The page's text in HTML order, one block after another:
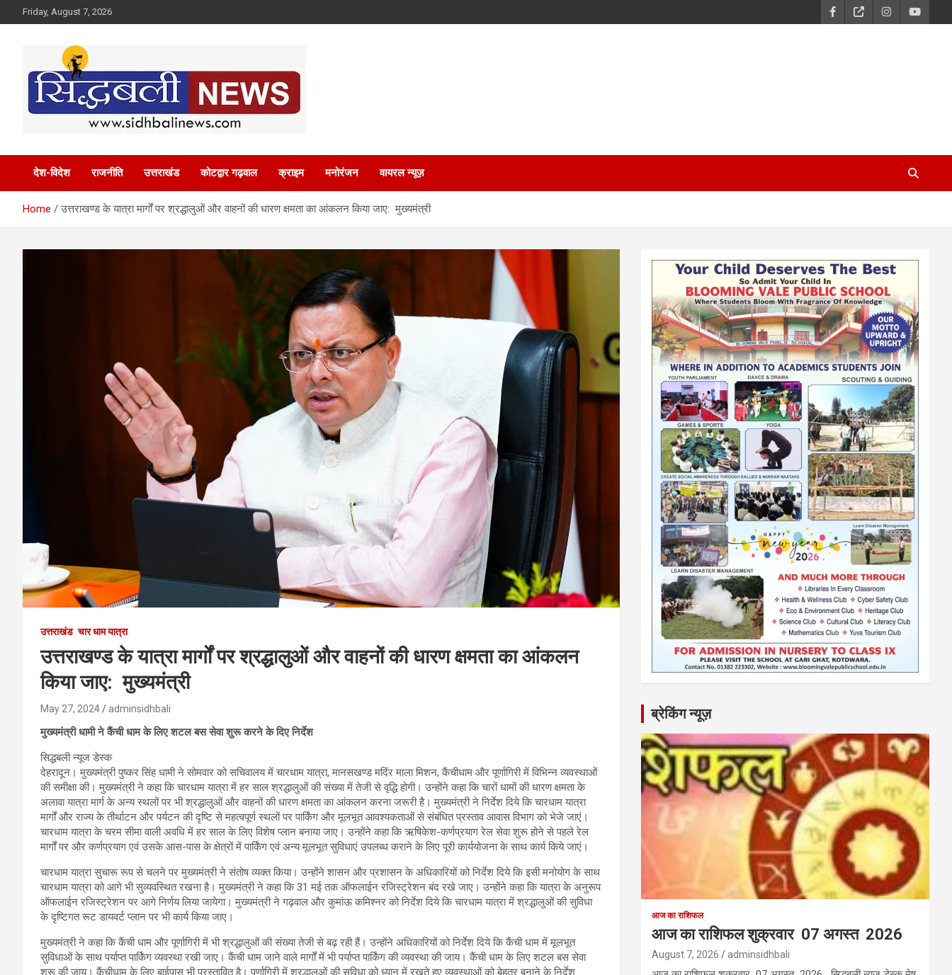
to
Friday, August 7, 2026
Sidhbali News
देश-विदेश राजनीति उत्तराखंड कोटद्वार गढ़वाल क्राइम मनोरंजन वायरल न्यूज़
Home उत्तराखण्ड के यात्रा मार्गों पर श्रद्धालुओं और वाहनों की धारण क्षमता का आंकलन किया जाए: मुख्यमंत्री
उत्तराखंड चार धाम यात्रा
उत्तराखण्ड के यात्रा मार्गों पर श्रद्धालुओं और वाहनों की धारण क्षमता का आंकलन
किया जाए: मुख्यमंत्री
May 27, 2024 adminsidhbali
मुख्यमंत्री धामी ने कैंची धाम के लिए शटल बस सेवा शुरू करने के दिए निर्देश
सिद्धबली न्यूज डेस्क
देहरादून। मुख्यमंत्री पुष्कर सिंह धामी ने सोमवार को सचिवालय में चारधाम यात्रा, मानसखण्ड मदिंर माला मिशन, कैंचीधाम और पूर्णागिरी में विभिन्न व्यवस्थाओं
की समीक्षा की। मुख्यमंत्री ने कहा कि चारधाम यात्रा में हर साल श्रद्धालुओं की संख्या में तेजी से वृद्धि होगी। उन्होंने कहा कि चारों धामों की धारण क्षमता के
अलावा यात्रा मार्ग के अन्य स्थलों पर भी श्रद्धालुओं और वाहनों की धारण क्षमता का आंकलन करना जरूरी है। मुख्यमंत्री ने निर्देश दिये कि चारधाम यात्रा
मार्गों और राज्य के तीर्थाटन और पर्यटन की दृष्टि से महत्वपूर्ण स्थलों पर पार्किंग और मूलभूत आवश्यकताओं से संबंधित प्रस्ताव आवास विभाग को भेजे जाएं।
चारधाम यात्रा के चरम सीमा वाली अवधि में हर साल के लिए विशेष प्लान बनाया जाए। उन्होंने कहा कि ऋषिकेश-कर्णप्रयाग रेल सेवा शुरू होने से पहले रेल
मार्गों पर और कर्णप्रयाग एवं उसके आस-पास के क्षेत्रों में पार्किंग एवं अन्य मूलभूत सुविधाएं उपलब्ध कराने के लिए पूरी कार्ययोजना के साथ कार्य किये जाएं।
चारधाम यात्रा सुचारू रूप से चलने पर मुख्यमंत्री ने संतोष व्यक्त किया। उन्होंने शासन और प्रशासन के अधिकारियों को निर्देश दिये कि इसी मनोयोग के साथ
चारधाम यात्रा को आगे भी सुव्यवस्थित रखना है। मुख्यमंत्री ने कहा कि 31 मई तक ऑफलाईन रजिस्ट्रेशन बंद रखे जाए। उन्होंने कहा कि यात्रा के अनुरूप
ऑफलाईन रजिस्ट्रेशन पर आगे निर्णय लिया जायेगा। मुख्यमंत्री ने गढ़वाल और कुमांऊ कमिश्नर को निर्देश दिये कि चारधाम यात्रा में श्रद्धालुओं की सुविधा
के दृष्टिगत रूट डायवर्ट प्लान पर भी कार्य किया जाए।
मुख्यमंत्री ने कहा कि कैंची धाम और पूर्णागिरी में भी श्रद्धालुओं की संख्या तेजी से बढ़ रही हैं। उन्होंने अधिकारियों को निर्देश दिये कि कैंची धाम में मूलभूत
सुविधाओं के साथ पर्याप्त पार्किंग व्यवस्था रखी जाए। कैंची धाम जाने वाले मार्गों में भी पर्याप्त पार्किंग की व्यवस्था की जाय। कैंची धाम के लिए शटल बस सेवा
शुरू की जाय। कैंचीधाम के लिए बाईपास भी प्रस्तावित है। पूर्णागिरी में श्रद्धालुओं की सुविधा को ध्यान में रखते हुए व्यवस्थाओं को बेहतर बनाने के निर्देश
ब्रेकिंग न्यूज़
आज का राशिफल
आज का राशिफल शुक्रवार 07 अगस्त 2026
August 7, 2026 adminsidhbali